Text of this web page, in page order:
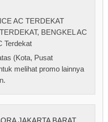
AC TERDEKAT
, BENGKEL AC
Terdekat
(Kota, Pusat
melihat promo lainnya